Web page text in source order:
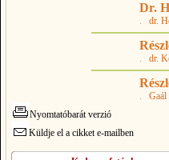
Dr.
. dr.
. dr.
. Gaál
Nyomtatóbarát verzió
Küldje el a cikket e-mailben